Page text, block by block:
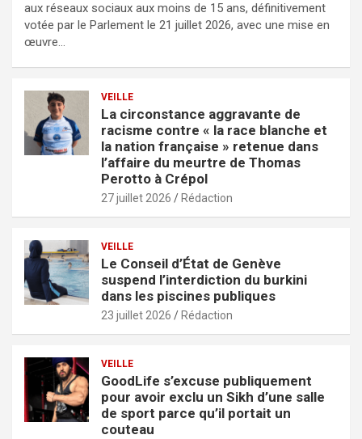
aux réseaux sociaux aux moins de 15 ans, définitivement
votée par le Parlement le 21 juillet 2026, avec une mise en
œuvre…
VEILLE
La circonstance aggravante de
racisme contre « la race blanche et
la nation française » retenue dans
l’affaire du meurtre de Thomas
Perotto à Crépol
27 juillet 2026 Rédaction
VEILLE
Le Conseil d’État de Genève
suspend l’interdiction du burkini
dans les piscines publiques
23 juillet 2026 Rédaction
VEILLE
GoodLife s’excuse publiquement
pour avoir exclu un Sikh d’une salle
de sport parce qu’il portait un
couteau